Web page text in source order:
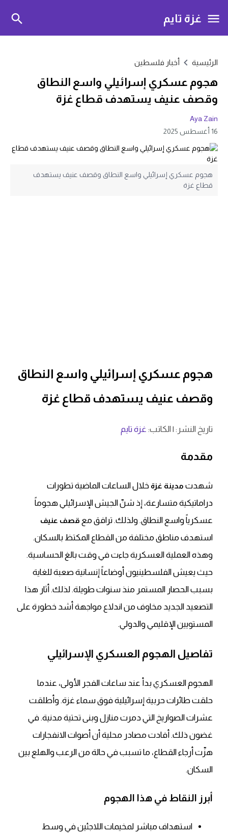
غزة تايم
الرئيسية أخبار فلسطين
هجوم عسكري إسرائيلي واسع النطاق
وقصف عنيف يستهدف قطاع غزة
Aya Zain
16 أغسطس 2025
هجوم عسكري إسرائيلي واسع النطاق وقصف عنيف يستهدف
قطاع غزة
هجوم عسكري إسرائيلي واسع النطاق
وقصف عنيف يستهدف قطاع غزة
تاريخ النشر: | الكاتب: غزة تايم
مقدمة
شهدت مدينة غزة خلال الساعات الماضية تطورات
دراماتيكية متسارعة، إذ شنّ الجيش الإسرائيلي هجوماً
عسكرياً واسع النطاق. ولذلك. ترافق مع قصف عنيف
استهدف مناطق مختلفة من القطاع المكتظ بالسكان.
وهذه العملية العسكرية جاءت في وقت بالغ الحساسية.
حيث يعيش الفلسطينيون أوضاعاً إنسانية صعبة للغاية
بسبب الحصار المستمر منذ سنوات طويلة. لذلك. أثار هذا
التصعيد الجديد مخاوف من اندلاع مواجهة أشد خطورة على
المستويين الإقليمي والدولي.
تفاصيل الهجوم العسكري الإسرائيلي
الهجوم العسكري بدأ عند ساعات الفجر الأولى، عندما
حلقت طائرات حربية إسرائيلية فوق سماء غزة. وأطلقت
عشرات الصواريخ التي دمرت منازل وبنى تحتية مدنية. في
غضون ذلك. أفادت مصادر محلية أن أصوات الانفجارات
هزّت أرجاء القطاع، ما تسبب في حالة من الرعب والهلع بين
السكان.
أبرز النقاط في هذا الهجوم
استهداف مباشر لمخيمات اللاجئين في وسط